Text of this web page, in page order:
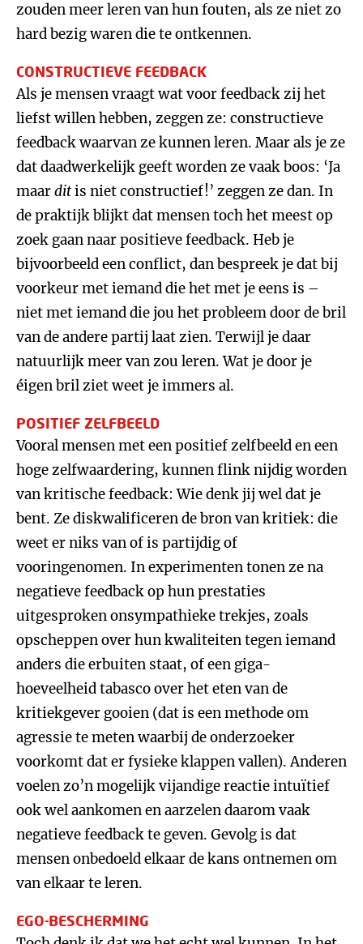
zouden meer leren van hun fouten, als ze niet zo
hard bezig waren die te ontkennen.
CONSTRUCTIEVE FEEDBACK
Als je mensen vraagt wat voor feedback zij het
liefst willen hebben, zeggen ze: constructieve
feedback waarvan ze kunnen leren. Maar als je ze
dat daadwerkelijk geeft worden ze vaak boos: ‘Ja
maarditis niet constructief!’ zeggen ze dan. In
de praktijk blijkt dat mensen toch het meest op
zoek gaan naar positieve feedback. Heb je
bijvoorbeeld een conflict, dan bespreek je dat bij
voorkeur met iemand die het met je eens is –
niet met iemand die jou het probleem door de bril
van de andere partij laat zien. Terwijl je daar
natuurlijk meer van zou leren. Wat je door je
éigen bril ziet weet je immers al.
POSITIEF ZELFBEELD
Vooral mensen met een positief zelfbeeld en een
hoge zelfwaardering, kunnen flink nijdig worden
van kritische feedback: Wie denk jij wel dat je
bent. Ze diskwalificeren de bron van kritiek: die
weet er niks van of is partijdig of
vooringenomen. In experimenten tonen ze na
negatieve feedback op hun prestaties
uitgesproken onsympathieke trekjes, zoals
opscheppen over hun kwaliteiten tegen iemand
anders die erbuiten staat, of een giga-
hoeveelheid tabasco over het eten van de
kritiekgever gooien (dat is een methode om
agressie te meten waarbij de onderzoeker
voorkomt dat er fysieke klappen vallen). Anderen
voelen zo’n mogelijk vijandige reactie intuïtief
ook wel aankomen en aarzelen daarom vaak
negatieve feedback te geven. Gevolg is dat
mensen onbedoeld elkaar de kans ontnemen om
van elkaar te leren.
EGO-BESCHERMING